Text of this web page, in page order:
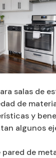
salas de
de
y
algunos
pared de